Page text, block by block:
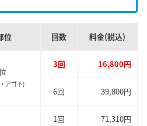
位 回数 料金(税込)
アゴ下)
3回 16,800円
6回 39,800円
1回 71,310円